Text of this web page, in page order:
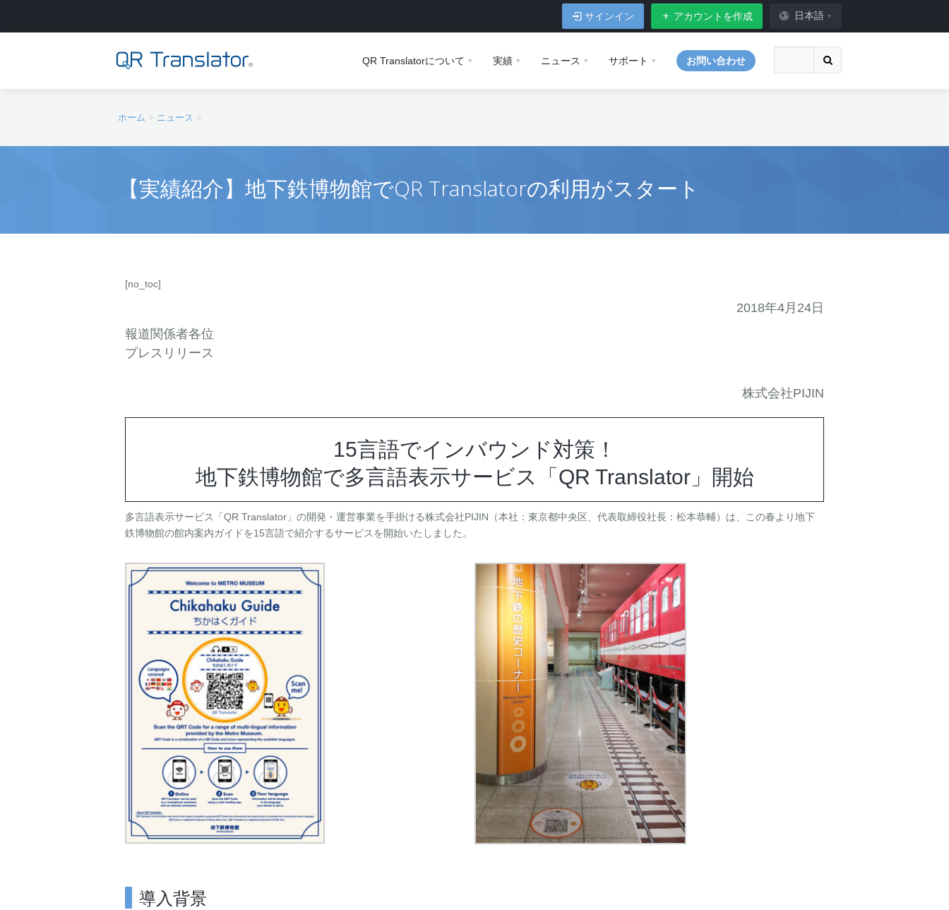
日本語
アカウントを作成
サインイン
QR Translatorについて 実績 ニュース サポート お問い合わせ
サインイン
QR Translatorについて
本番利用までの流れ
インタビュー
プレスリリース
ブログ
サポート
Q&A
English
ホーム > ニュース >
【実績紹介】地下鉄博物館でQR Translatorの利用がスタート
[no_toc]
2018年4月24日
報道関係者各位
プレスリリース
株式会社PIJIN
15言語でインバウンド対策！
地下鉄博物館で多言語表示サービス「QR Translator」開始
多言語表示サービス「QR Translator」の開発・運営事業を手掛ける株式会社PIJIN（本社：東京都中央区、代表取締役社長：松本恭輔）は、この春より地下
鉄博物館の館内案内ガイドを15言語で紹介するサービスを開始いたしました。
導入背景